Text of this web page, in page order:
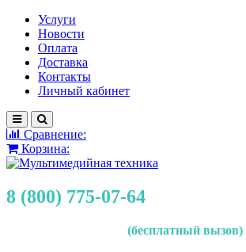
Услуги
Новости
Оплата
Доставка
Контакты
Личный кабинет
Сравнение:
Корзина:
8 (800) 775-07-64
(бесплатный вызов)